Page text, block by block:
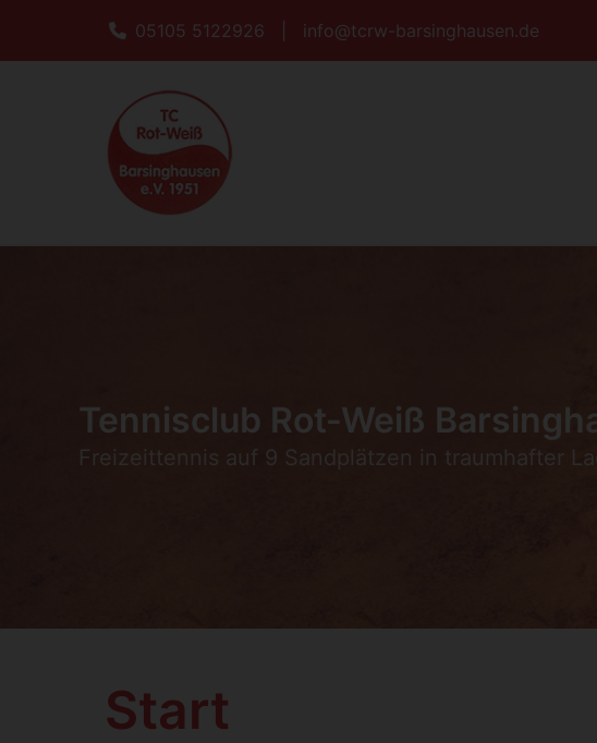
05105 5122926 info@tcrw-barsinghausen.de
Tennisclub Rot-Weiß
Freizeittennis auf 9 Sandplätzen in traumhafter
Start